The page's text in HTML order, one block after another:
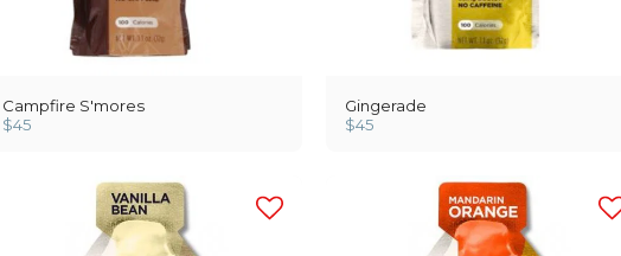
Campfire S'mores
$45
Gingerade
$45